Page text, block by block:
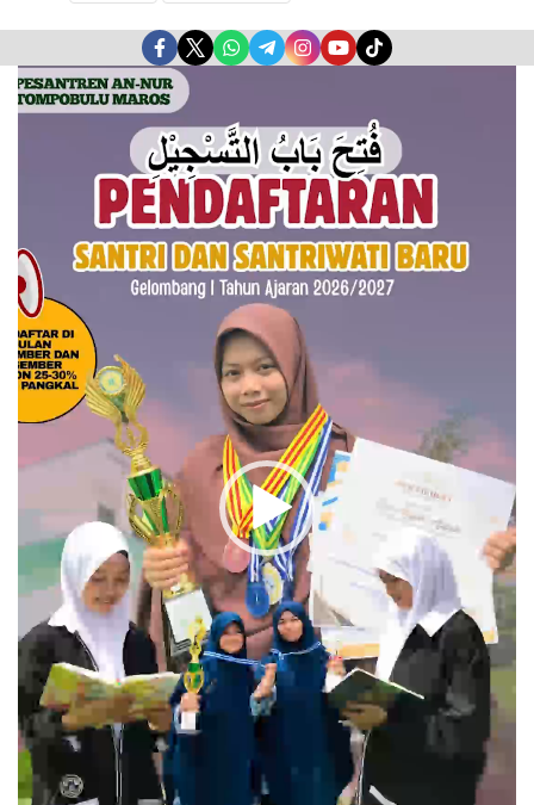
Pemutar
Video